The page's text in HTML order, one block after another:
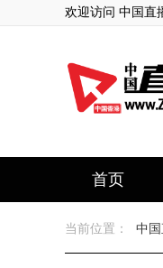
欢迎访问 中国直
首页
当前位置： 中国